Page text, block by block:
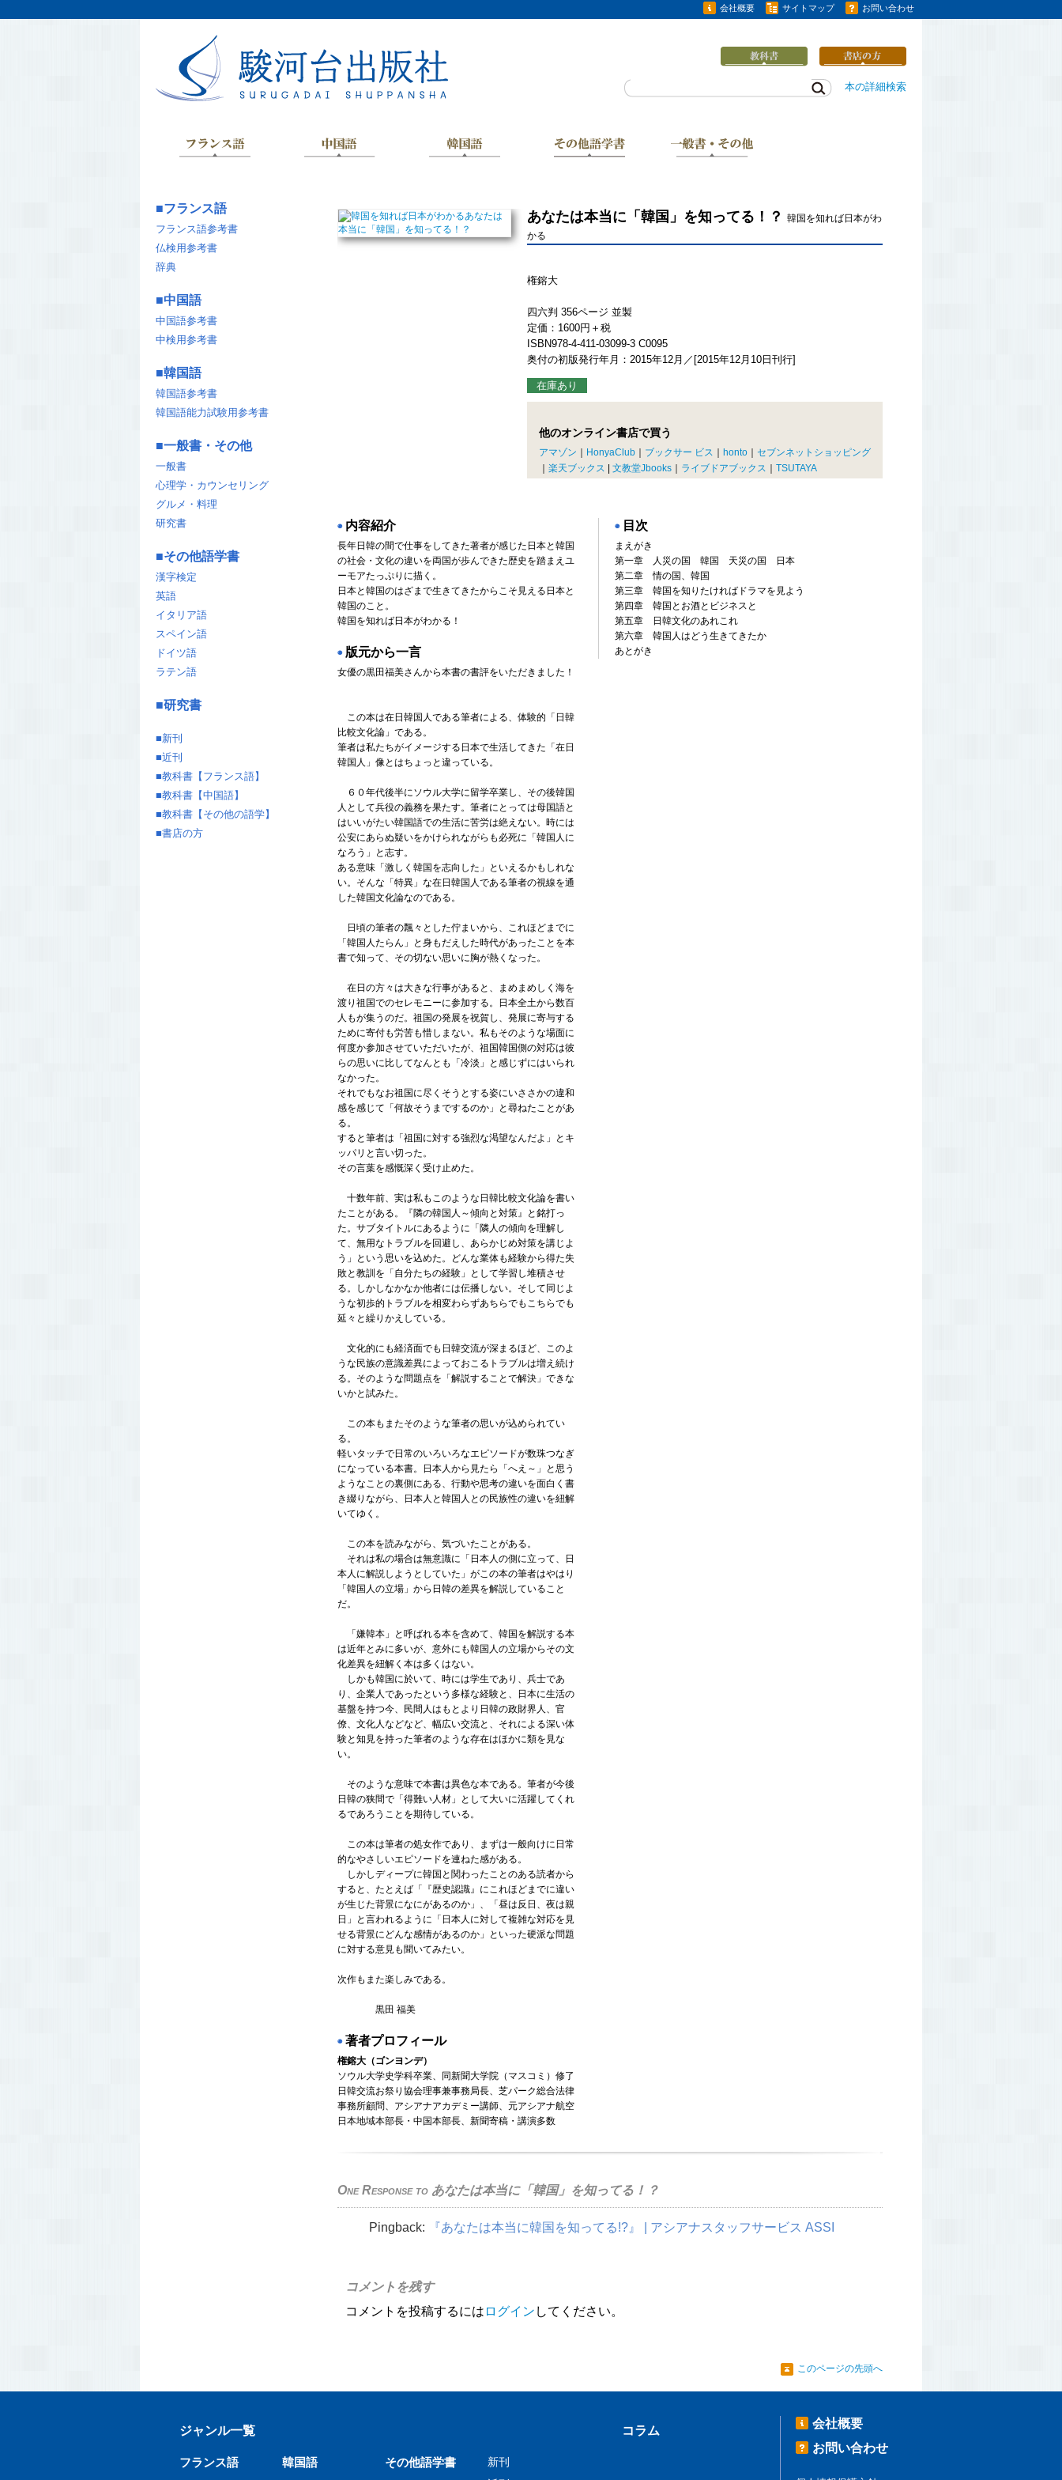
会社概要 サイトマップ お問い合わせ
本の詳細検索
あなたは本当に「韓国」を知ってる！？
韓国を知れば日本がわ
かる
権鎔大
四六判 356ページ 並製
定価：1600円＋税
ISBN978-4-411-03099-3 C0095
奥付の初版発行年月：2015年12月／[2015年12月10日刊行]
在庫あり
他のオンライン書店で買う
アマゾン HonyaClub ブックサー ビス honto
セブンネットショッピング
楽天ブックス 文教堂Jbooks ライブドアブックス TSUTAYA
◉ 内容紹介
長年日韓の間で仕事をしてきた著者が感じた日本と韓国
の社会・文化の違いを両国が歩んできた歴史を踏まえユ
ーモアたっぷりに描く。
日本と韓国のはざまで生きてきたからこそ見える日本と
韓国のこと。
韓国を知れば日本がわかる！
◉ 版元から一言
女優の黒田福美さんから本書の書評をいただきました！
この本は在日韓国人である筆者による、体験的「日韓
比較文化論」である。
筆者は私たちがイメージする日本で生活してきた「在日
韓国人」像とはちょっと違っている。
６０年代後半にソウル大学に留学卒業し、その後韓国
人として兵役の義務を果たす。筆者にとっては母国語と
はいいがたい韓国語での生活に苦労は絶えない。時には
公安にあらぬ疑いをかけられながらも必死に「韓国人に
なろう」と志す。
ある意味「激しく韓国を志向した」といえるかもしれな
い。そんな「特異」な在日韓国人である筆者の視線を通
した韓国文化論なのである。
日頃の筆者の飄々とした佇まいから、これほどまでに
「韓国人たらん」と身もだえした時代があったことを本
書で知って、その切ない思いに胸が熱くなった。
在日の方々は大きな行事があると、まめまめしく海を
渡り祖国でのセレモニーに参加する。日本全土から数百
人もが集うのだ。祖国の発展を祝賀し、発展に寄与する
ために寄付も労苦も惜しまない。私もそのような場面に
何度か参加させていただいたが、祖国韓国側の対応は彼
らの思いに比してなんとも「冷淡」と感じずにはいられ
なかった。
それでもなお祖国に尽くそうとする姿にいささかの違和
感を感じて「何故そうまでするのか」と尋ねたことがあ
る。
すると筆者は「祖国に対する強烈な渇望なんだよ」とキ
ッパリと言い切った。
その言葉を感慨深く受け止めた。
十数年前、実は私もこのような日韓比較文化論を書い
たことがある。『隣の韓国人～傾向と対策』と銘打っ
た。サブタイトルにあるように「隣人の傾向を理解し
て、無用なトラブルを回避し、あらかじめ対策を講じよ
う」という思いを込めた。どんな業体も経験から得た失
敗と教訓を「自分たちの経験」として学習し堆積させ
る。しかしなかなか他者には伝播しない。そして同じよ
うな初歩的トラブルを相変わらずあちらでもこちらでも
延々と繰りかえしている。
文化的にも経済面でも日韓交流が深まるほど、このよ
うな民族の意識差異によっておこるトラブルは増え続け
る。そのような問題点を「解説することで解決」できな
いかと試みた。
この本もまたそのような筆者の思いが込められてい
る。
軽いタッチで日常のいろいろなエピソードが数珠つなぎ
になっている本書。日本人から見たら「へえ～」と思う
ようなことの裏側にある、行動や思考の違いを面白く書
き綴りながら、日本人と韓国人との民族性の違いを紐解
いてゆく。
この本を読みながら、気づいたことがある。
それは私の場合は無意識に「日本人の側に立って、日
本人に解説しようとしていた」がこの本の筆者はやはり
「韓国人の立場」から日韓の差異を解説していること
だ。
「嫌韓本」と呼ばれる本を含めて、韓国を解説する本
は近年とみに多いが、意外にも韓国人の立場からその文
化差異を紐解く本は多くはない。
しかも韓国に於いて、時には学生であり、兵士であ
り、企業人であったという多様な経験と、日本に生活の
基盤を持つ今、民間人はもとより日韓の政財界人、官
僚、文化人などなど、幅広い交流と、それによる深い体
験と知見を持った筆者のような存在はほかに類を見な
い。
そのような意味で本書は異色な本である。筆者が今後
日韓の狭間で「得難い人材」として大いに活躍してくれ
るであろうことを期待している。
この本は筆者の処女作であり、まずは一般向けに日常
的なやさしいエピソードを連ねた感がある。
しかしディープに韓国と関わったことのある読者から
すると、たとえば「『歴史認識』にこれほどまでに違い
が生じた背景になにがあるのか」、「昼は反日、夜は親
日」と言われるように「日本人に対して複雑な対応を見
せる背景にどんな感情があるのか」といった硬派な問題
に対する意見も聞いてみたい。
次作もまた楽しみである。
黒田 福美
◉ 著者プロフィール
権鎔大 （ゴンヨンデ）
ソウル大学史学科卒業、同新聞大学院（マスコミ）修了
日韓交流お祭り協会理事兼事務局長、芝パーク総合法律
事務所顧問、アシアナアカデミー講師、元アシアナ航空
日本地域本部長・中国本部長、新聞寄稿・講演多数
◉ 目次
まえがき
第一章 人災の国 韓国 天災の国 日本
第二章 情の国、韓国
第三章 韓国を知りたければドラマを見よう
第四章 韓国とお酒とビジネスと
第五章 日韓文化のあれこれ
第六章 韓国人はどう生きてきたか
あとがき
One Response to あなたは本当に「韓国」を知ってる！？
Pingback: 『あなたは本当に韓国を知ってる!?』 | アシアナスタッフサービス ASSI
コメントを残す
コメントを投稿するには ログイン してください。
このページの先頭へ
■フランス語
フランス語参考書
仏検用参考書
辞典
■中国語
中国語参考書
中検用参考書
■韓国語
韓国語参考書
韓国語能力試験用参考書
■一般書・その他
一般書
心理学・カウンセリング
グルメ・料理
研究書
■その他語学書
漢字検定
英語
イタリア語
スペイン語
ドイツ語
ラテン語
■研究書
■新刊
■近刊
■教科書【フランス語】
■教科書【中国語】
■教科書【その他の語学】
■書店の方
ジャンル一覧 コラム
フランス語 韓国語 その他語学書
新刊
会社概要
お問い合わせ